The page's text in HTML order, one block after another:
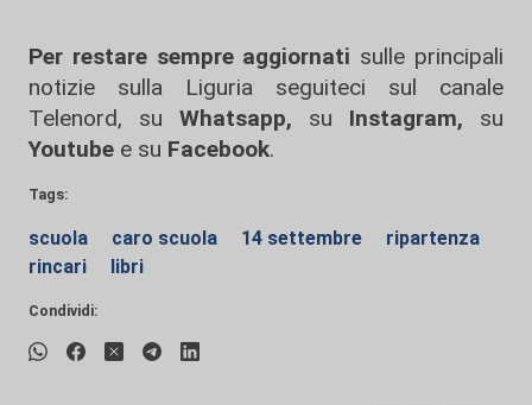
Per restare sempre aggiornati sulle principali
notizie sulla Liguria seguiteci sul canale
Telenord, su
Whatsapp, su Instagram, su
Youtube e su Facebook.
Tags:
scuola caro scuola 14 settembre
ripartenza
rincari
libri
Condividi: